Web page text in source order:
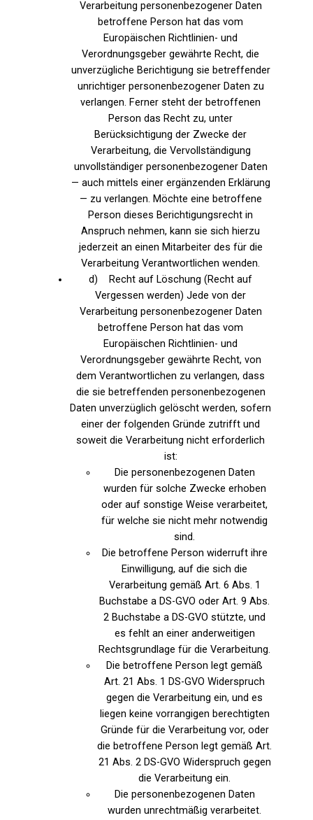
Verarbeitung personenbezogener Daten
betroffene Person hat das vom
Europäischen Richtlinien- und
Verordnungsgeber gewährte Recht, die
unverzügliche Berichtigung sie betreffender
unrichtiger personenbezogener Daten zu
verlangen. Ferner steht der betroffenen
Person das Recht zu, unter
Berücksichtigung der Zwecke der
Verarbeitung, die Vervollständigung
unvollständiger personenbezogener Daten
— auch mittels einer ergänzenden Erklärung
— zu verlangen. Möchte eine betroffene
Person dieses Berichtigungsrecht in
Anspruch nehmen, kann sie sich hierzu
jederzeit an einen Mitarbeiter des für die
Verarbeitung Verantwortlichen wenden.
d) Recht auf Löschung (Recht auf
Vergessen werden) Jede von der
Verarbeitung personenbezogener Daten
betroffene Person hat das vom
Europäischen Richtlinien- und
Verordnungsgeber gewährte Recht, von
dem Verantwortlichen zu verlangen, dass
die sie betreffenden personenbezogenen
Daten unverzüglich gelöscht werden, sofern
einer der folgenden Gründe zutrifft und
soweit die Verarbeitung nicht erforderlich
ist:
Die personenbezogenen Daten
wurden für solche Zwecke erhoben
oder auf sonstige Weise verarbeitet,
für welche sie nicht mehr notwendig
sind.
Die betroffene Person widerruft ihre
Einwilligung, auf die sich die
Verarbeitung gemäß Art. 6 Abs. 1
Buchstabe a DS-GVO oder Art. 9 Abs.
2 Buchstabe a DS-GVO stützte, und
es fehlt an einer anderweitigen
Rechtsgrundlage für die Verarbeitung.
Die betroffene Person legt gemäß
Art. 21 Abs. 1 DS-GVO Widerspruch
gegen die Verarbeitung ein, und es
liegen keine vorrangigen berechtigten
Gründe für die Verarbeitung vor, oder
die betroffene Person legt gemäß Art.
21 Abs. 2 DS-GVO Widerspruch gegen
die Verarbeitung ein.
Die personenbezogenen Daten
wurden unrechtmäßig verarbeitet.